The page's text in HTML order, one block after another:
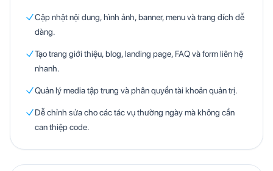
Cập nhật nội dung, hình ảnh, banner, menu và trang đích dễ
dàng.
Tạo trang giới thiệu, blog, landing page, FAQ và form liên hệ
nhanh.
Quản lý media tập trung và phân quyền tài khoản quản trị.
Dễ chỉnh sửa cho các tác vụ thường ngày mà không cần
can thiệp code.